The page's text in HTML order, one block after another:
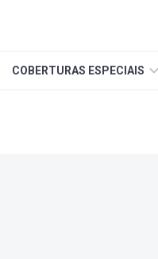
COBERTURAS ESPECIAIS